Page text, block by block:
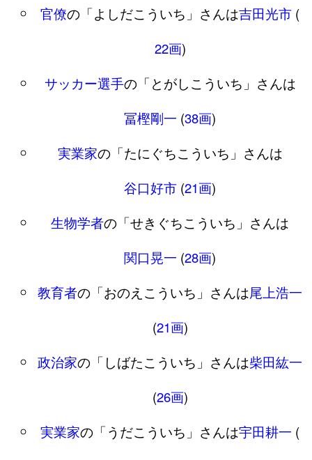
官僚の「よしだこういち」さんは吉田光市 (
22画)
サッカー選手の「とがしこういち」さんは
冨樫剛一 (38画)
実業家の「たにぐちこういち」さんは
谷口好市 (21画)
生物学者の「せきぐちこういち」さんは
関口晃一 (28画)
教育者の「おのえこういち」さんは尾上浩一
(21画)
政治家の「しばたこういち」さんは柴田紘一
(26画)
実業家の「うだこういち」さんは宇田耕一 (